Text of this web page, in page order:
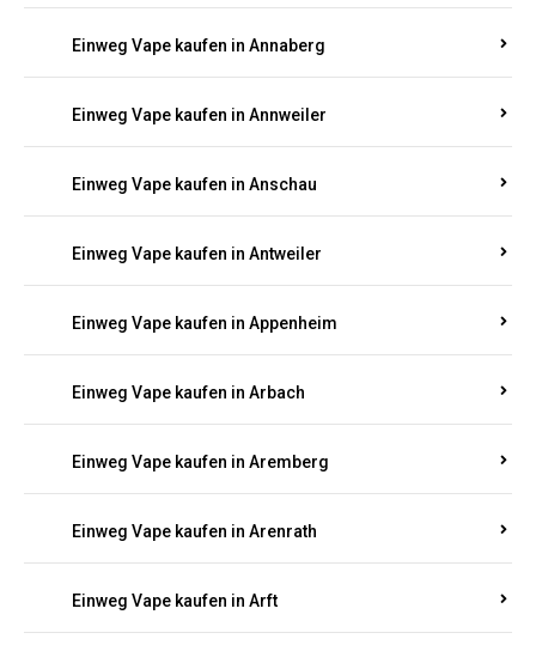
Einweg Vape kaufen in Annaberg
Einweg Vape kaufen in Annweiler
Einweg Vape kaufen in Anschau
Einweg Vape kaufen in Antweiler
Einweg Vape kaufen in Appenheim
Einweg Vape kaufen in Arbach
Einweg Vape kaufen in Aremberg
Einweg Vape kaufen in Arenrath
Einweg Vape kaufen in Arft